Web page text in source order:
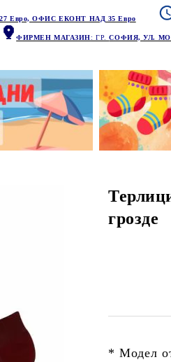
Евро, ОФИС ЕКОНТ НАД 35 Евро
ФИРМЕН МАГАЗИН: ГР.СОФИЯ, УЛ.
грозде
* Модел